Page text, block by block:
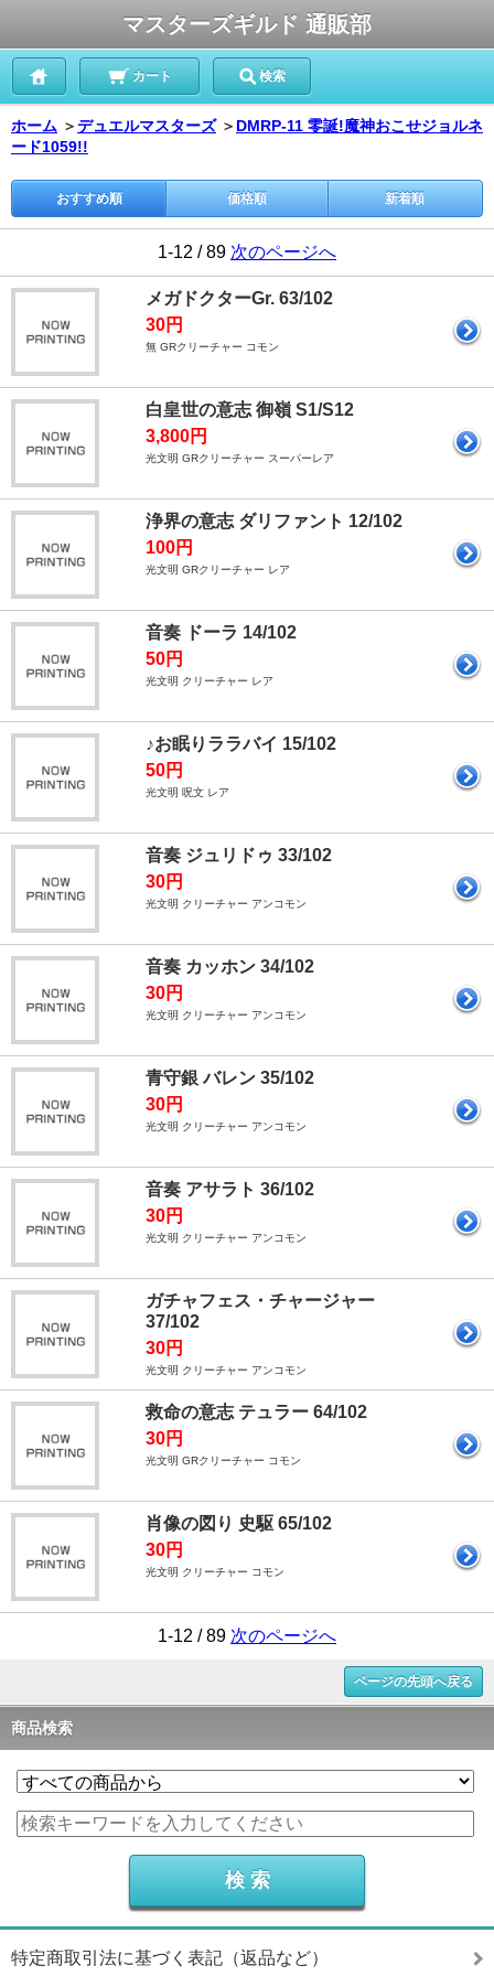
マスターズギルド 通販部
カート 検索
ホーム ＞デュエルマスターズ ＞ DMRP-11 零誕!魔神おこせジョルネ
ード1059!!
おすすめ順 価格順 新着順
1-12 / 89 次のページへ
メガドクターGr. 63/102
30円
無 GRクリーチャー コモン
白皇世の意志 御嶺 S1/S12
3,800円
光文明 GRクリーチャー スーパーレア
浄界の意志 ダリファント 12/102
100円
光文明 GRクリーチャー レア
音奏 ドーラ 14/102
50円
光文明 クリーチャー レア
♪お眠りララバイ 15/102
50円
光文明 呪文 レア
音奏 ジュリドゥ 33/102
30円
光文明 クリーチャー アンコモン
音奏 カッホン 34/102
30円
光文明 クリーチャー アンコモン
青守銀 バレン 35/102
30円
光文明 クリーチャー アンコモン
音奏 アサラト 36/102
30円
光文明 クリーチャー アンコモン
ガチャフェス・チャージャー
37/102
30円
光文明 クリーチャー アンコモン
救命の意志 テュラー 64/102
30円
光文明 GRクリーチャー コモン
肖像の図り 史駆 65/102
30円
光文明 クリーチャー コモン
1-12 / 89 次のページへ
ページの先頭へ戻る
商品検索
特定商取引法に基づく表記（返品など）